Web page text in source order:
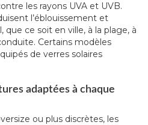
les rayons UVA et UVB.
l’éblouissement et
ce soit en ville, à la plage, à
Certains modèles
de verres solaires
adaptées à chaque
ou plus discrètes, les